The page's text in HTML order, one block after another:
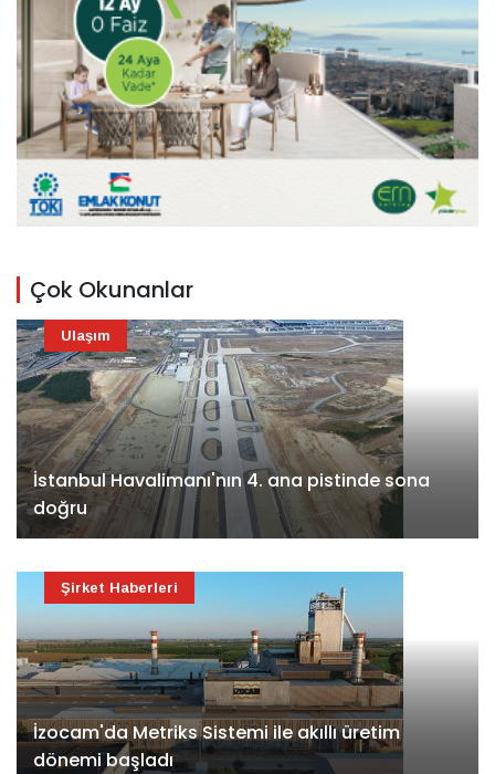
Çok Okunanlar
İstanbul Havalimanı'nın 4. ana pistinde sona
doğru
Ulaşım
İzocam'da Metriks Sistemi ile akıllı üretim
dönemi başladı
Şirket Haberleri